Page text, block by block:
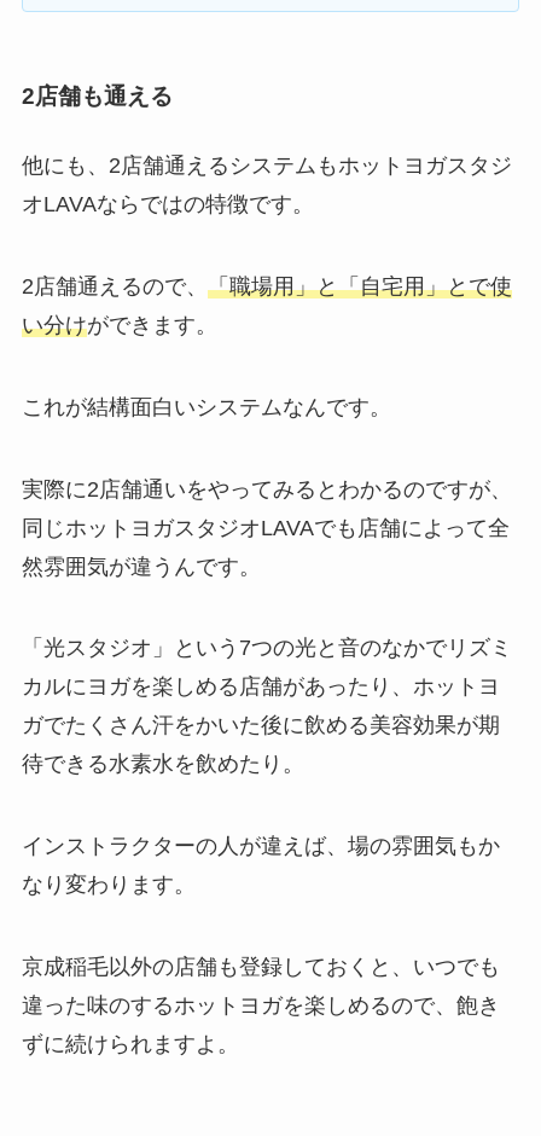
2店舗も通える
他にも、2店舗通えるシステムもホットヨガスタジ
オLAVAならではの特徴です。
2店舗通えるので、 「職場用」と「自宅用」とで使
い分けができます。
これが結構面白いシステムなんです。
実際に2店舗通いをやってみるとわかるのですが、
同じホットヨガスタジオLAVAでも店舗によって全
然雰囲気が違うんです。
「光スタジオ」
という7つの光と音のなかでリズミ
カルにヨガを楽しめる店舗があったり、ホットヨ
ガでたくさん汗をかいた後に飲める美容効果が期
待できる水素水を飲めたり。
インストラクターの人が違えば、場の雰囲気もか
なり変わります。
京成稲毛以外の店舗も登録しておくと、いつでも
違った味のするホットヨガを楽しめるので、飽き
ずに続けられますよ。